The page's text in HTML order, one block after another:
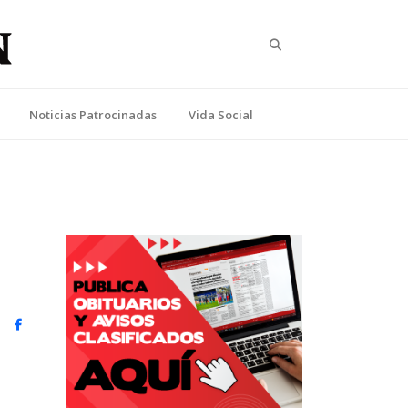
Noticias Patrocinadas Vida Social
Facebook